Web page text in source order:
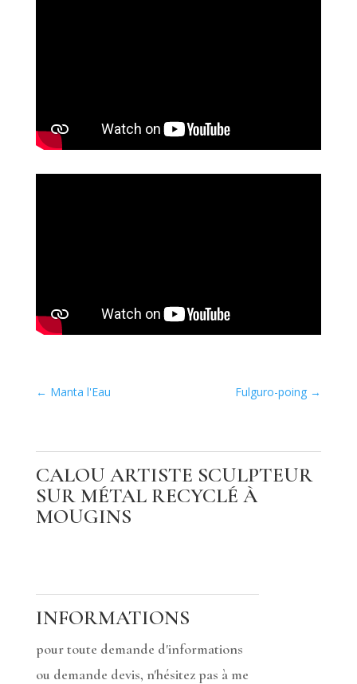
← Manta l'Eau Fulguro-poing →
CALOU ARTISTE SCULPTEUR
SUR MÉTAL RECYCLÉ À
MOUGINS
INFORMATIONS
pour toute demande d'informations
ou demande devis, n'hésitez pas à me